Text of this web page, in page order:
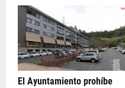
El Ayuntamiento prohíbe